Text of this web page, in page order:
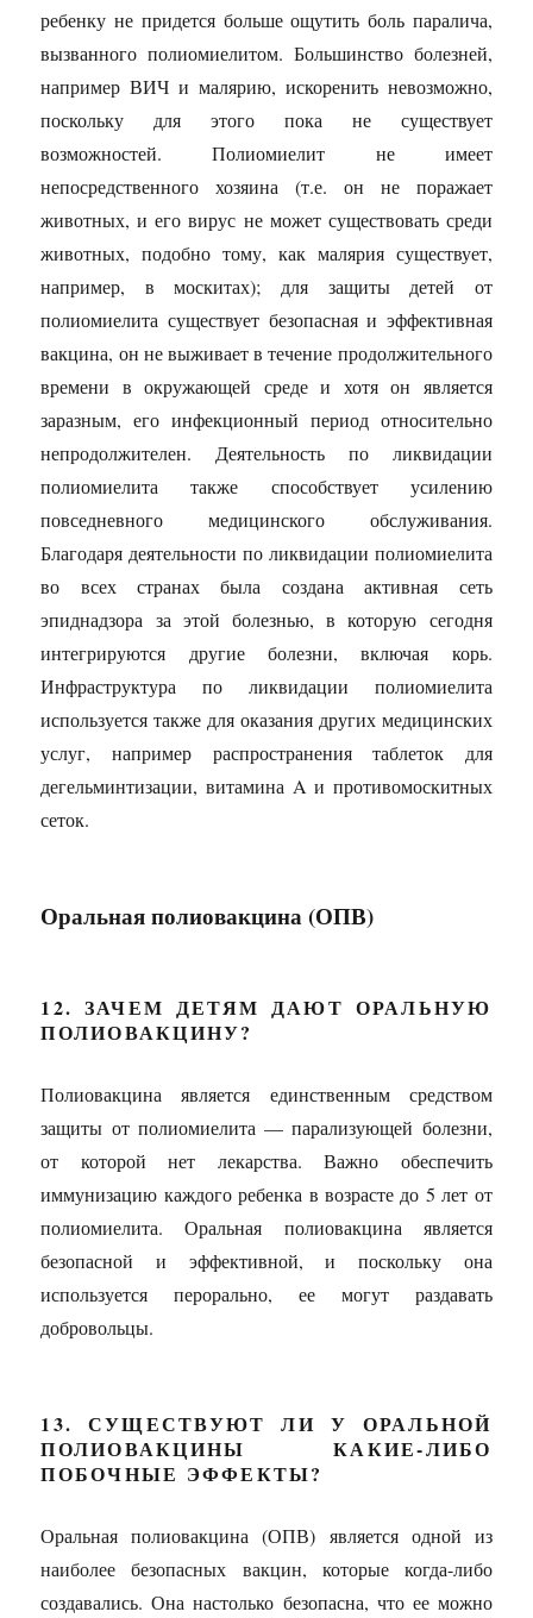
ребенку не придется больше ощутить боль паралича,
вызванного полиомиелитом. Большинство болезней,
например ВИЧ и малярию, искоренить невозможно,
поскольку для этого пока не существует
возможностей. Полиомиелит не имеет
непосредственного хозяина (т.е. он не поражает
животных, и его вирус не может существовать среди
животных, подобно тому, как малярия существует,
например, в москитах); для защиты детей от
полиомиелита существует безопасная и эффективная
вакцина, он не выживает в течение продолжительного
времени в окружающей среде и хотя он является
заразным, его инфекционный период относительно
непродолжителен. Деятельность по ликвидации
полиомиелита также способствует усилению
повседневного медицинского обслуживания.
Благодаря деятельности по ликвидации полиомиелита
во всех странах была создана активная сеть
эпиднадзора за этой болезнью, в которую сегодня
интегрируются другие болезни, включая корь.
Инфраструктура по ликвидации полиомиелита
используется также для оказания других медицинских
услуг, например распространения таблеток для
дегельминтизации, витамина A и противомоскитных
сеток.
Оральная полиовакцина (ОПВ)
12. ЗАЧЕМ ДЕТЯМ ДАЮТ ОРАЛЬНУЮ
ПОЛИОВАКЦИНУ?
Полиовакцина является единственным средством
защиты от полиомиелита — парализующей болезни,
от которой нет лекарства. Важно обеспечить
иммунизацию каждого ребенка в возрасте до 5 лет от
полиомиелита. Оральная полиовакцина является
безопасной и эффективной, и поскольку она
используется перорально, ее могут раздавать
добровольцы.
13. СУЩЕСТВУЮТ ЛИ У ОРАЛЬНОЙ
ПОЛИОВАКЦИНЫ КАКИЕ-ЛИБО
ПОБОЧНЫЕ ЭФФЕКТЫ?
Оральная полиовакцина (ОПВ) является одной из
наиболее безопасных вакцин, которые когда-либо
создавались. Она настолько безопасна, что ее можно